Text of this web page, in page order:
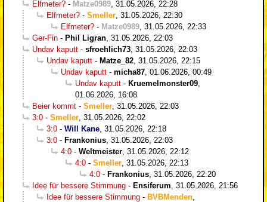
Elfmeter? - Matze0989 31.05.2026, 22:28
Elfmeter? - Smeller 31.05.2026, 22:30
Elfmeter? - Matze0989 31.05.2026, 22:33
Ger-Fin - Phil Ligran 31.05.2026, 22:03
Undav kaputt - sfroehlich73 31.05.2026, 22:03
Undav kaputt - Matze_82 31.05.2026, 22:15
Undav kaputt - micha87 01.06.2026, 00:49
Undav kaputt - Kruemelmonster09
01.06.2026, 16:08
Beier kommt - Smeller 31.05.2026, 22:03
3:0 - Smeller 31.05.2026, 22:02
3:0 - Will Kane 31.05.2026, 22:18
3:0 - Frankonius 31.05.2026, 22:03
4:0 - Weltmeister 31.05.2026, 22:12
4:0 - Smeller 31.05.2026, 22:13
4:0 - Frankonius 31.05.2026, 22:20
Idee für bessere Stimmung - Ensiferum 31.05.2026, 21:56
Idee für bessere Stimmung - BVBMenden